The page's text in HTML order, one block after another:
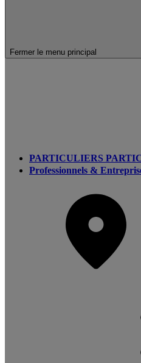
Fermer le menu principal
PARTICULIERS
Professionnels &